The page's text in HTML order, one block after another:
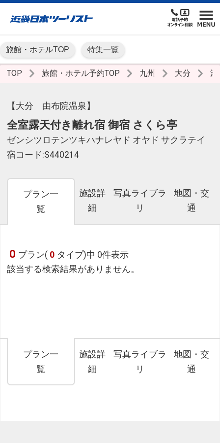
旅館・ホテルTOP 特集一覧
TOP 旅館・ホテル予約TOP 九州 大分
【大分 由布院温泉】
全室露天付き離れ宿 御宿 さくら亭
ゼンシツロテンツキハナレヤド オヤド サクラテイ
宿コード:S440214
プラン一
覧
施設詳
細
写真ライブラ
リ
地図・交
通
0 プラン( 0 タイプ)中 0件表示
該当する検索結果がありません。
プラン一
覧
施設詳
細
写真ライブラ
リ
地図・交
通